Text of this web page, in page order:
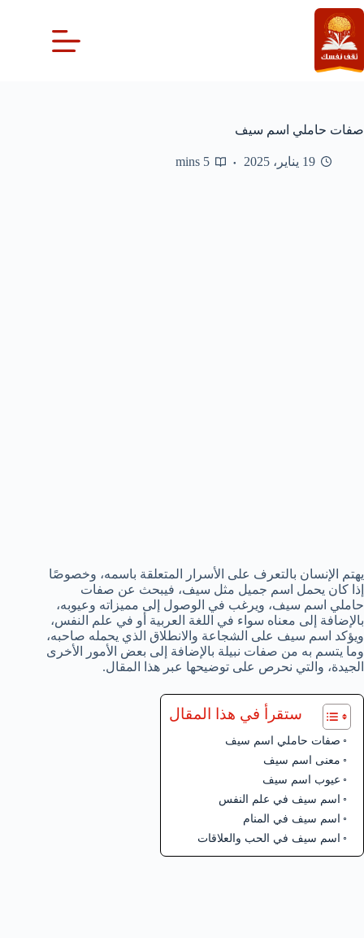
التجاوز
إلى
المحتوى
صفات حاملي اسم سيف
19 يناير، 2025 5 mins
يهتم الإنسان بالتعرف على الأسرار المتعلقة باسمه، وخصوصًا
إذا كان يحمل اسم جميل مثل سيف، فيبحث عن صفات
حاملي اسم سيف، ويرغب في الوصول إلى مميزاته وعيوبه،
بالإضافة إلى معناه سواء في اللغة العربية أو في علم النفس،
ويؤكد اسم سيف على الشجاعة والانطلاق الذي يحمله صاحبه،
وما يتسم به من صفات نبيلة بالإضافة إلى بعض الأمور الأخرى
الجيدة، والتي نحرص على توضيحها عبر هذا المقال.
ستقرأ في هذا المقال
صفات حاملي اسم سيف
معنى اسم سيف
عيوب اسم سيف
اسم سيف في علم النفس
اسم سيف في المنام
اسم سيف في الحب والعلاقات